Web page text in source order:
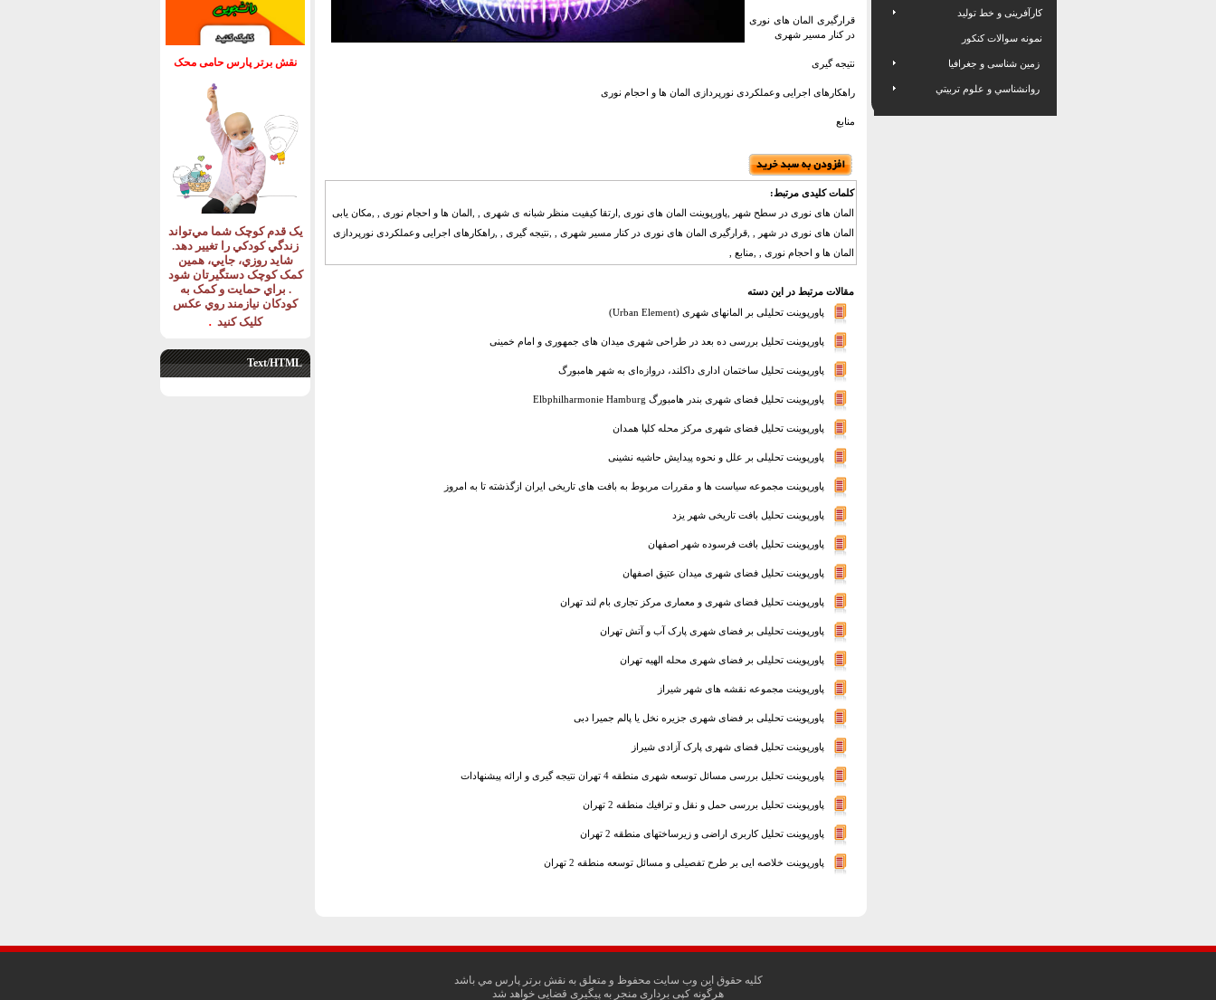
نقش برتر پارس حامی محک
يک قدم کوچک شما مي‌تواند
زندگي کودکي را تغيير دهد.
شايد روزي، جايي، همين
کمک کوچک دستگيرتان شود
. براي حمايت و کمک به
کودکان نيازمند روي عکس
کليک کنيد .
Text/HTML
قرارگیری المان های نوری
در کنار مسیر شهری
نتیجه گیری
راهکارهای اجرایی وعملکردی نورپردازی المان ها و احجام نوری
منابع
کلمات کلیدی مرتبط:
المان های نوری در سطح شهر ,پاورپوینت المان های نوری ,ارتقا کیفیت منظر شبانه ی شهری , ,المان ها و احجام نوری , ,مکان یابی
المان های نوری در شهر , ,قرارگیری المان های نوری در کنار مسیر شهری , ,نتیجه گیری , ,راهکارهای اجرایی وعملکردی نورپردازی
المان ها و احجام نوری , ,منابع ,
مقالات مرتبط در این دسته
پاورپوینت تحلیلی بر المانهای شهری (Urban Element)
پاورپوینت تحلیل بررسی ده بعد در طراحی شهری میدان های جمهوری و امام خمینی
پاورپوینت تحلیل ساختمان اداری داکلند، دروازه‌ای به شهر هامبورگ
پاورپوینت تحلیل فضای شهری بندر هامبورگ Elbphilharmonie Hamburg
پاورپوینت تحلیل فضای شهری مرکز محله کلپا همدان
پاورپوینت تحلیلی بر علل و نحوه پیدایش حاشیه نشینی
پاورپوینت مجموعه سیاست ها و مقررات مربوط به بافت های تاریخی ایران ازگذشته تا به امروز
پاورپوینت تحلیل بافت تاریخی شهر یزد
پاورپوینت تحلیل بافت فرسوده شهر اصفهان
پاورپوینت تحلیل فضای شهری میدان عتیق اصفهان
پاورپوینت تحلیل فضای شهری و معماری مرکز تجاری بام لند تهران
پاورپوینت تحلیلی بر فضای شهری پارک آب و آتش تهران
پاورپوینت تحلیلی بر فضای شهری محله الهیه تهران
پاورپوینت مجموعه نقشه های شهر شیراز
پاورپوینت تحلیلی بر فضای شهری جزیره نخل یا پالم جمیرا دبی
پاورپوینت تحلیل فضای شهری پارک آزادی شیراز
پاورپوینت تحلیل بررسی مسائل توسعه شهری منطقه 4 تهران نتیجه گیری و ارائه پیشنهادات
پاورپوینت تحلیل بررسی حمل و نقل و ترافيك منطقه 2 تهران
پاورپوینت تحلیل کاربری اراضی و زیرساختهای منطقه 2 تهران
پاورپوینت خلاصه ایی بر طرح تفصیلی و مسائل توسعه منطقه 2 تهران
کارآفرینی و خط تولید
نمونه سوالات کنکور
زمین شناسی و جغرافیا
روانشناسي و علوم تربيتي
کليه حقوق اين وب سايت محفوظ و متعلق به نقش برتر پارس مي باشد
هرگونه کپی برداری منجر به پیگیری قضایی خواهد شد